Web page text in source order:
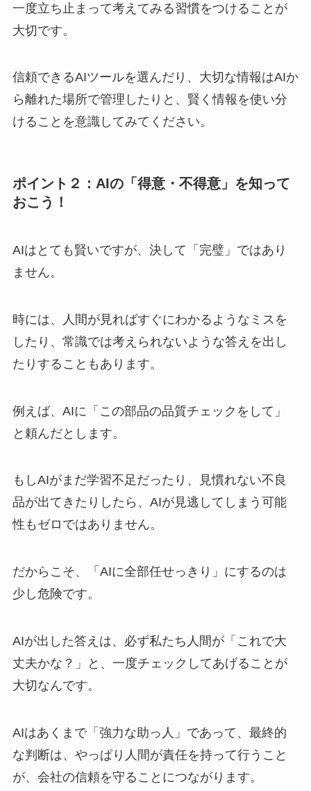
一度立ち止まって考えてみる習慣をつけることが
大切です。
信頼できるAIツールを選んだり、大切な情報はAIか
ら離れた場所で管理したりと、賢く情報を使い分
けることを意識してみてください。
ポイント２：AIの「得意・不得意」を知って
おこう！
AIはとても賢いですが、決して「完璧」ではあり
ません。
時には、人間が見ればすぐにわかるようなミスを
したり、常識では考えられないような答えを出し
たりすることもあります。
例えば、AIに「この部品の品質チェックをして」
と頼んだとします。
もしAIがまだ学習不足だったり、見慣れない不良
品が出てきたりしたら、AIが見逃してしまう可能
性もゼロではありません。
だからこそ、「AIに全部任せっきり」にするのは
少し危険です。
AIが出した答えは、必ず私たち人間が「これで大
丈夫かな？」と、一度チェックしてあげることが
大切なんです。
AIはあくまで「強力な助っ人」であって、最終的
な判断は、やっぱり人間が責任を持って行うこと
が、会社の信頼を守ることにつながります。